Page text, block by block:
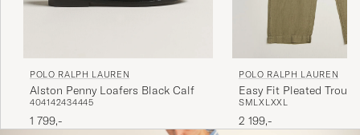
POLO RALPH LAUREN
Alston Penny Loafers Black Calf
404142434445
1 799,-
POLO RALPH LAUREN
Easy Fit Pleated
Green
SMLXLXXL
2 199,-